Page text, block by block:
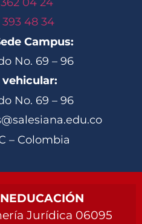
393 48 34
Campus:
No. 69 – 96
No. 69 – 96
– Colombia
Jurídica 06095